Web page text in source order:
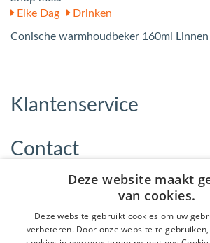
Elke Dag
Drinken
Conische warmhoudbeker 160ml
Klantenservice
Contact
Openingstijden
Nieuwsbrief
Deze website maakt
van cookies.
Deze website gebruikt cookies om uw
verbeteren. Door onze website te